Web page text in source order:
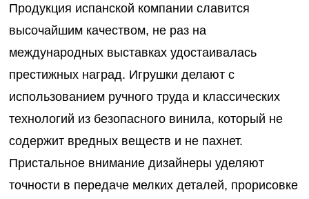
Продукция испанской компании славится
высочайшим качеством, не раз на
международных выставках удостаивалась
престижных наград. Игрушки делают с
использованием ручного труда и классических
технологий из безопасного винила, который не
содержит вредных веществ и не пахнет.
Пристальное внимание дизайнеры уделяют
точности в передаче мелких деталей, прорисовке